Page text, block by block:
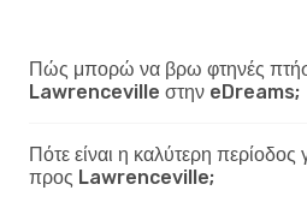
Πώς μπορώ να βρω φτηνές
Lawrenceville στην eDreams;
Πότε είναι η καλύτερη περίοδος
προς Lawrenceville;